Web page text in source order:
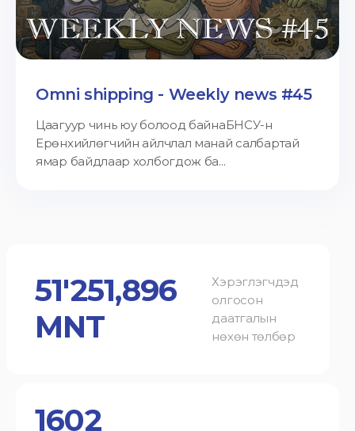
Omni shipping - Weekly news #45
Цаагуур чинь юу болоод байнаБНСУ-н
Ерөнхийлөгчийн айлчлал манай салбартай
ямар байдлаар холбогдож ба...
51'251,896
MNT
Хэрэглэгчдэд
олгосон
даатгалын
нөхөн төлбөр
1602